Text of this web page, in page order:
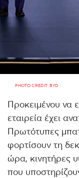
PHOTO CREDIT: BYD
Προκειμένου να
εταιρεία έχει
Πρωτότυπες
φορτίσουν τη
ώρα, κινητήρες
που